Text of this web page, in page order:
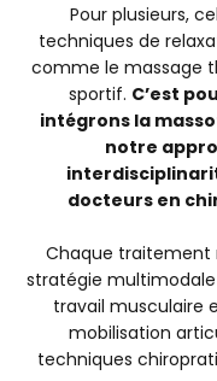
Pour plusieurs,
techniques de
comme le massage
sportif. C’est
intégrons la
notre
docteurs en
Chaque traitement
stratégie
travail musculaire
mobilisation
techniques